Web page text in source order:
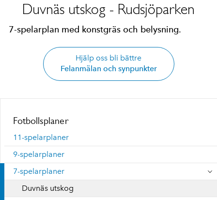
Duvnäs utskog - Rudsjöparken
7-spelarplan med konstgräs och belysning.
Hjälp oss bli bättre
Felanmälan och synpunkter
Fotbollsplaner
11-spelarplaner
9-spelarplaner
7-spelarplaner
Duvnäs utskog